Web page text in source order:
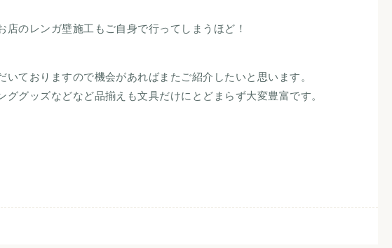
のレンガ壁施工もご自身で行ってしまうほど！
ておりますので機会があればまたご紹介したいと思います。
グッズなどなど品揃えも文具だけにとどまらず大変豊富です。